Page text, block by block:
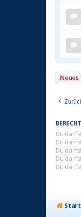
Neues
Du
Du
Du
Du
Du